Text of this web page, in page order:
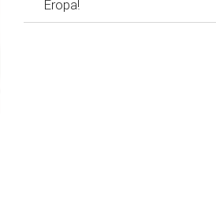
Eropa!